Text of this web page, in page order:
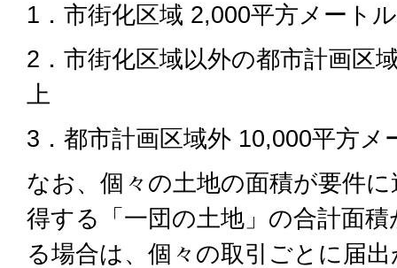
1．市街化区域 2,000平方メート
2．市街化区域以外の都市計画区
上
3．都市計画区域外 10,000平方メ
なお、個々の土地の面積が要件
得する「一団の土地」の合計面
る場合は、個々の取引ごとに届